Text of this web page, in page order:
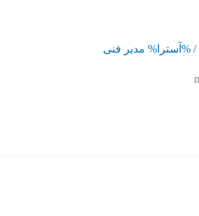
/ %آسترا% مدیر فنی